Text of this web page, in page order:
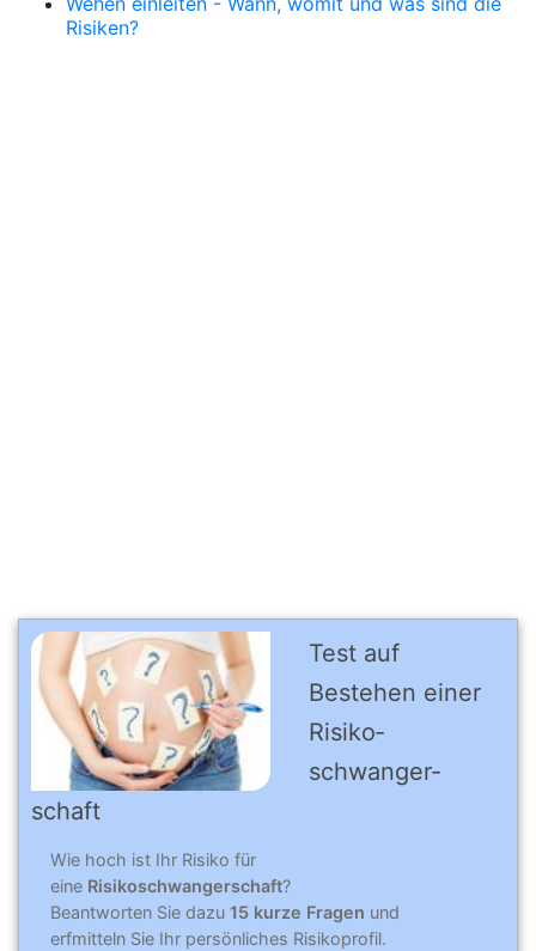
Risiken?
Test auf
Bestehen einer
Risiko­
schwanger­
schaft
Wie hoch ist Ihr Risiko für
eine Risikoschwangerschaft?
Beantworten Sie dazu 15 kurze Fragen und
erfmitteln Sie Ihr persönliches Risikoprofil.